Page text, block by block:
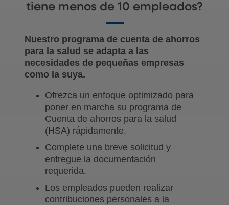
tiene menos de 10 empleados?
Nuestro programa de cuenta de ahorros
para la salud se adapta a las
necesidades de pequeñas empresas
como la suya.
Ofrezca un enfoque optimizado para
poner en marcha su programa de
Cuenta de ahorros para la salud
(HSA) rápidamente.
Complete una breve solicitud y
entregue la documentación
requerida.
Los empleados pueden realizar
contribuciones personales a la